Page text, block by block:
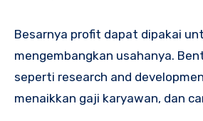
Besarnya profit dapat dipakai
mengembangkan usahanya.
seperti research and
menaikkan gaji karyawan, dan